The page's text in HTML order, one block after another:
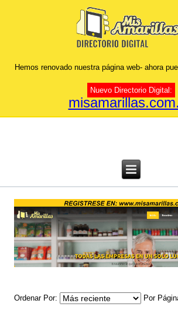
Hemos renovado nuestra página web- ahora
Nuevo Directorio Digital:
Ordenar Por Por